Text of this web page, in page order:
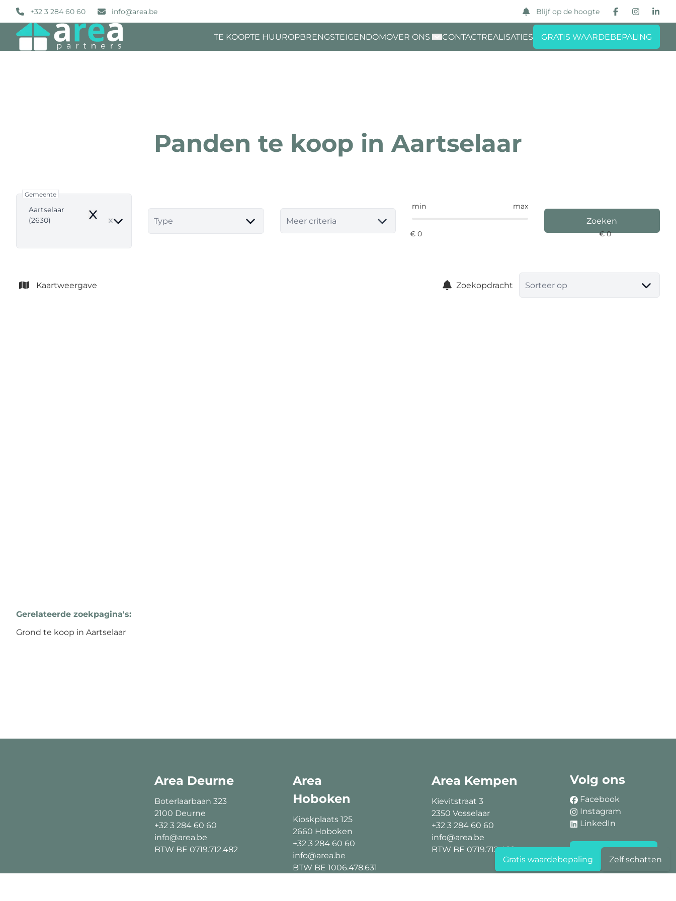
Ga naar hoofdinhoud
+32 3 284 60 60 info@area.be Blijf op de hoogte
TE KOOPTE HUUROPBRENGSTEIGENDOMOVER ONS CONTACTREALISATIES GRATIS WAARDEBEPALING
Panden te koop in Aartselaar
Gemeente
Aartselaar
(2630)
Remove Type Meer criteria
min max
Zoeken
Kaartweergave Zoekopdracht Sorteer op
Gerelateerde zoekpagina's:
Grond te koop in Aartselaar
Area Deurne
Boterlaarbaan 323
2100 Deurne
+32 3 284 60 60
info@area.be
BTW BE 0719.712.482
Area
Hoboken
Kioskplaats 125
2660 Hoboken
+32 3 284 60 60
info@area.be
BTW BE 1006.478.631
Area Kempen
Kievitstraat 3
2350 Vosselaar
+32 3 284 60 60
info@area.be
BTW BE 0719.712.482
Volg ons
Facebook
Instagram
LinkedIn
Gratis waardebepaling Zelf schatten